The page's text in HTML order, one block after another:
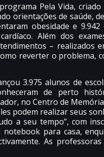
Pela Vida,
orientações de saúde,
obesidade e
Além dos
– realizados
reverter o problema,
3.975 alunos de
de perto
no Centro de
podem realizar seus
a seu tempo”, com
para casa,
As